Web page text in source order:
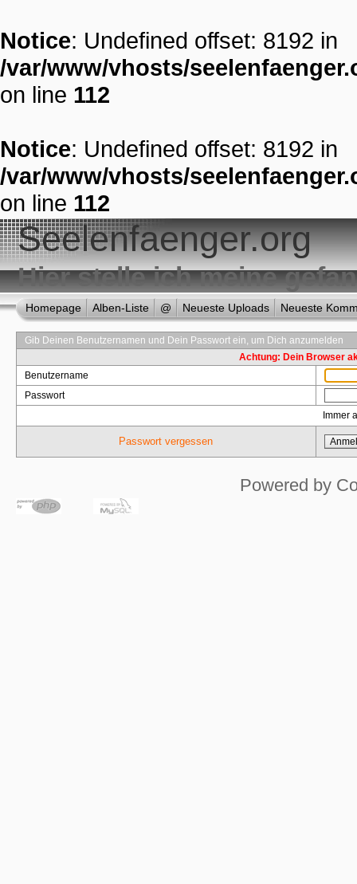
Notice: Undefined offset: 8192 in
/var/www/vhosts/
on line 112
Notice: Undefined offset: 8192 in
/var/www/vhosts/
on line 112
Seelenfaenger.org
Hier stelle ich meine
Homepage Alben-Liste @ Neueste Uploads Neueste
Gib Deinen Benutzernamen und Dein Passwort ein, um Dich anzumelden
Achtung: Dein Browser
Benutzername
Passwort
Immer
Passwort vergessen
Powered by